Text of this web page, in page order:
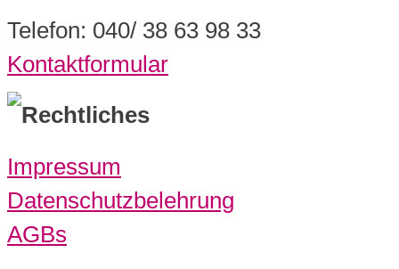
Telefon: 040/ 38 63 98 33
Kontaktformular
Rechtliches
Impressum
Datenschutzbelehrung
AGBs